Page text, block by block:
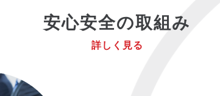
安心安全の取組み
詳しく見る